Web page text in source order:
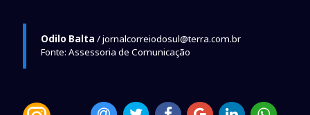
Odilo Balta / jornalcorreiodosul@terra.com.br
Fonte: Assessoria de Comunicação